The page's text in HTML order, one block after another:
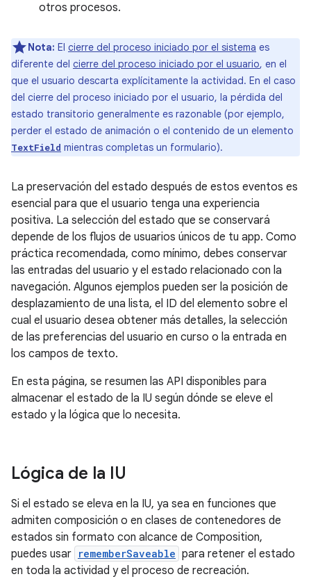
otros procesos.
Nota: El cierre del proceso iniciado por el sistema es
diferente del cierre del proceso iniciado por el usuario, en el
que el usuario descarta explícitamente la actividad. En el caso
del cierre del proceso iniciado por el usuario, la pérdida del
estado transitorio generalmente es razonable (por ejemplo,
perder el estado de animación o el contenido de un elemento
TextField mientras completas un formulario).
La preservación del estado después de estos eventos es
esencial para que el usuario tenga una experiencia
positiva. La selección del estado que se conservará
depende de los flujos de usuarios únicos de tu app. Como
práctica recomendada, como mínimo, debes conservar
las entradas del usuario y el estado relacionado con la
navegación. Algunos ejemplos pueden ser la posición de
desplazamiento de una lista, el ID del elemento sobre el
cual el usuario desea obtener más detalles, la selección
de las preferencias del usuario en curso o la entrada en
los campos de texto.
En esta página, se resumen las API disponibles para
almacenar el estado de la IU según dónde se eleve el
estado y la lógica que lo necesita.
Lógica de la IU
Si el estado se eleva en la IU, ya sea en funciones que
admiten composición o en clases de contenedores de
estados sin formato con alcance de Composition,
puedes usar rememberSaveable para retener el estado
en toda la actividad y el proceso de recreación.